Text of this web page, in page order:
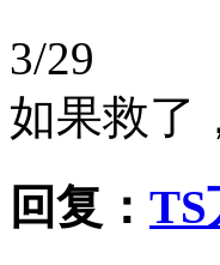
3/29
如果救了
回复： TS